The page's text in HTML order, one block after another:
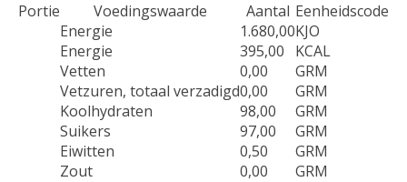
Portie Voedingswaarde Aantal Eenheidscode
Energie
1.680,00KJO
Energie
395,00
KCAL
Vetten
0,00
GRM
Vetzuren, totaal verzadigd0,00
GRM
Koolhydraten
98,00
GRM
Suikers
97,00
GRM
Eiwitten
0,50
GRM
Zout
0,00 GRM